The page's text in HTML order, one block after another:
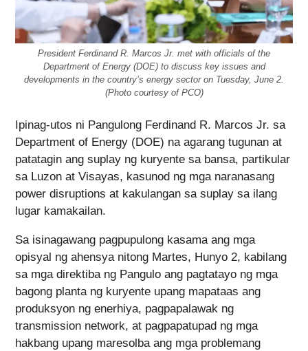
President Ferdinand R. Marcos Jr. met with officials of the
Department of Energy (DOE) to discuss key issues and
developments in the country’s energy sector on Tuesday, June 2.
(Photo courtesy of PCO)
Ipinag-utos ni Pangulong Ferdinand R. Marcos Jr. sa
Department of Energy (DOE) na agarang tugunan at
patatagin ang suplay ng kuryente sa bansa, partikular
sa Luzon at Visayas, kasunod ng mga naranasang
power disruptions at kakulangan sa suplay sa ilang
lugar kamakailan.
Sa isinagawang pagpupulong kasama ang mga
opisyal ng ahensya nitong Martes, Hunyo 2, kabilang
sa mga direktiba ng Pangulo ang pagtatayo ng mga
bagong planta ng kuryente upang mapataas ang
produksyon ng enerhiya, pagpapalawak ng
transmission network, at pagpapatupad ng mga
hakbang upang maresolba ang mga problemang